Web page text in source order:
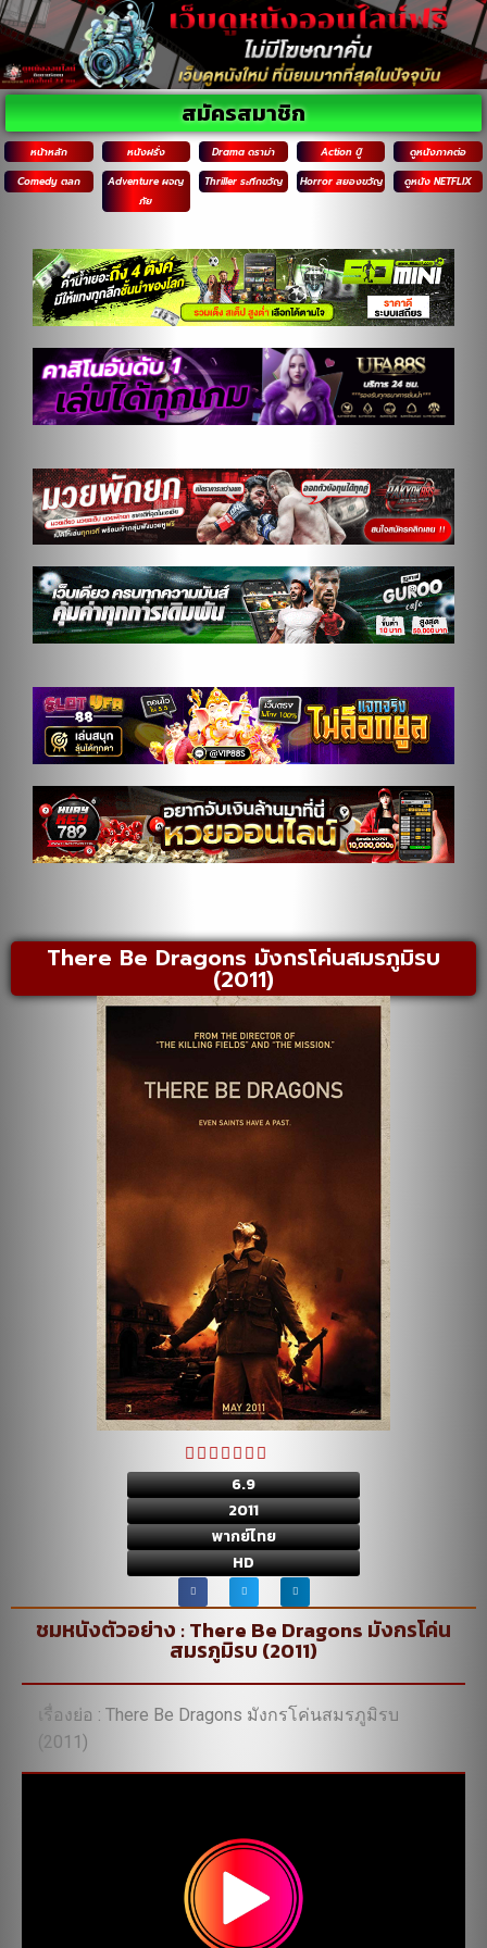
หน้าหลัก หนังฝรั่ง Drama ดราม่า Action บู๊
ดูหนังภาคต่อ
Comedy ตลก
Adventure ผจญ
ภัย
Thriller ระทึกขวัญ Horror สยองขวัญ ดูหนัง NETFLIX
สมัครสมาชิก
There Be Dragons มังกรโค่นสมรภูมิรบ
(2011)
6.9
2011
พากย์ไทย
HD
ชมหนังตัวอย่าง : There Be Dragons มังกรโค่น
สมรภูมิรบ (2011)
เรื่องย่อ : There Be Dragons มังกรโค่นสมรภูมิรบ
(2011)